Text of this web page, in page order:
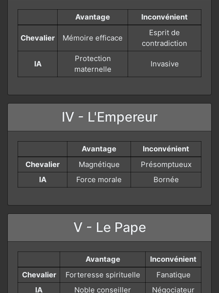
Avantage Inconvénient
Chevalier Mémoire efficace
Esprit de
contradiction
IA
Protection
maternelle
Invasive
IV - L'Empereur
Avantage
Inconvénient
Chevalier
Magnétique
Présomptueux
IA
Force morale Bornée
V - Le Pape
Avantage
Inconvénient
Chevalier
Forteresse spirituelle
Fanatique
IA
Noble conseiller Négociateur